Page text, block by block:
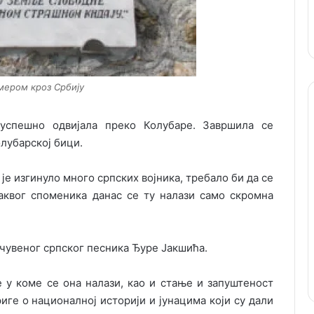
кроз Србију
одвијала преко Колубаре. Завршила се
бици.
изгинуло много српских војника, требало би да се
споменика данас се ту налази само скромна
српског песника Ђуре Јакшића.
коме се она налази, као и стање и запуштеност
о националној историји и јунацима који су дали